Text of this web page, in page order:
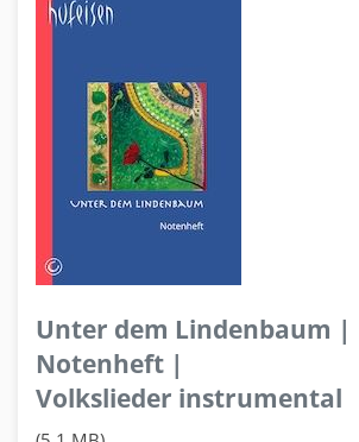
Unter dem Lindenbaum |
Notenheft |
Volkslieder instrumental